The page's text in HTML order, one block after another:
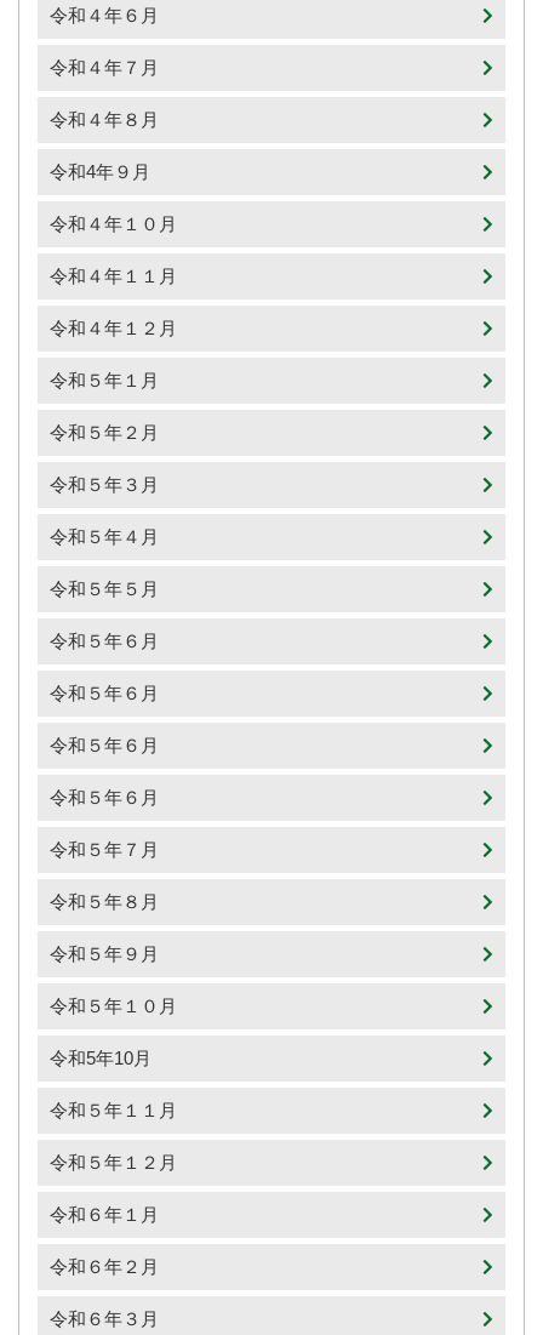
令和４年６月
令和４年７月
令和４年８月
令和4年９月
令和４年１０月
令和４年１１月
令和４年１２月
令和５年１月
令和５年２月
令和５年３月
令和５年４月
令和５年５月
令和５年６月
令和５年６月
令和５年６月
令和５年６月
令和５年７月
令和５年８月
令和５年９月
令和５年１０月
令和5年10月
令和５年１１月
令和５年１２月
令和６年１月
令和６年２月
令和６年３月